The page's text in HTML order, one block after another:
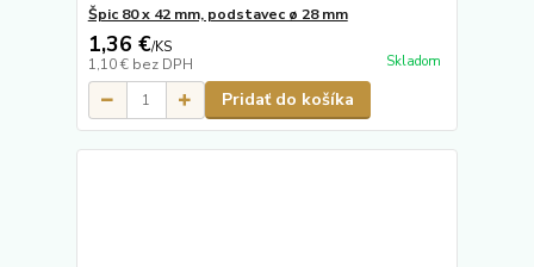
Špic 80 x 42 mm, podstavec ø 28 mm
1,36 €/KS
1,10 € bez DPH Skladom
Pridať do košíka